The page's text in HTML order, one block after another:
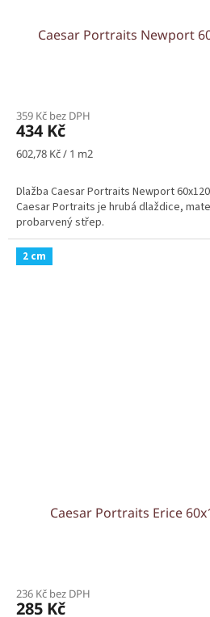
Caesar Portraits Newport
359 Kč bez DPH
434 Kč
Měrná
602,78 Kč / 1 m2
Dlažba Caesar Portraits Newport
Caesar Portraits je hrubá dlaždice,
probarvený střep.
2 cm
Caesar Portraits Erice
236 Kč bez DPH
285 Kč